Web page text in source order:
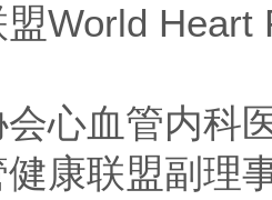
World Heart
心血管内科
康联盟副理